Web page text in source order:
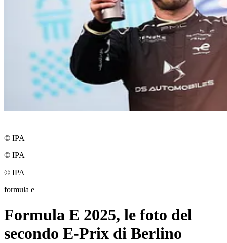
© IPA
© IPA
© IPA
formula e
Formula E 2025, le foto del
secondo E-Prix di Berlino